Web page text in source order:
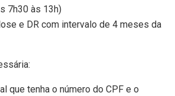
7h30 às 13h)
e DR com intervalo de 4 meses da
que tenha o número do CPF e o